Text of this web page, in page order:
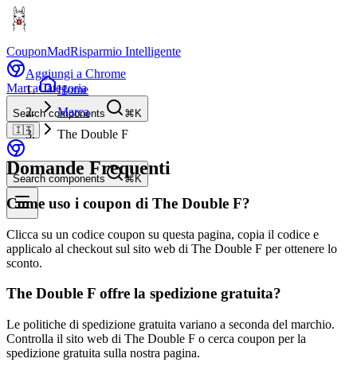
CouponMadRisparmio Intelligente
Aggiungi a Chrome
MarcaCategoria
Search components
⌘K
🇮🇹
Search components ⌘K
Home
Marca
The Double F
Domande Frequenti
Come uso i coupon di The Double F?
Clicca su un codice coupon su questa pagina, copia il codice e
applicalo al checkout sul sito web di The Double F per ottenere lo
sconto.
The Double F offre la spedizione gratuita?
Le politiche di spedizione gratuita variano a seconda del marchio.
Controlla il sito web di The Double F o cerca coupon per la
spedizione gratuita sulla nostra pagina.